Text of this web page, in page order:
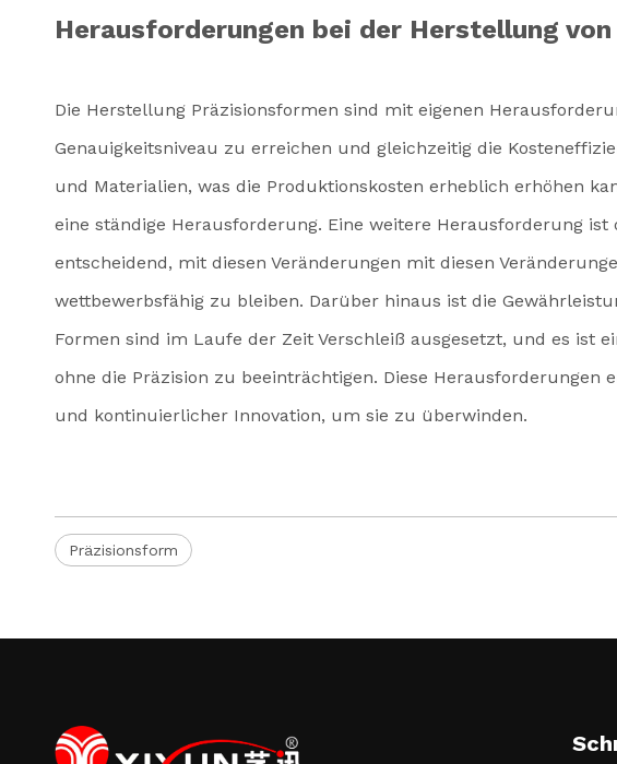
Herausforderungen bei der Herstellung
Die Herstellung Präzisionsformen sind mit eigenen
Genauigkeitsniveau zu erreichen und gleichzeitig die
und Materialien, was die Produktionskosten erheblich erhöhen
eine ständige Herausforderung. Eine weitere Herausforderung
entscheidend, mit diesen Veränderungen mit diesen
wettbewerbsfähig zu bleiben. Darüber hinaus ist die
Formen sind im Laufe der Zeit Verschleiß ausgesetzt, und es ist
ohne die Präzision zu beeinträchtigen. Diese
und kontinuierlicher Innovation, um sie zu überwinden.
Präzisionsform